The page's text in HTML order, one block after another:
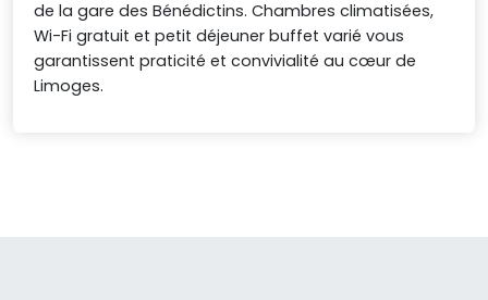
de la gare des Bénédictins. Chambres climatisées,
Wi-Fi gratuit et petit déjeuner buffet varié vous
garantissent praticité et convivialité au cœur de
Limoges.